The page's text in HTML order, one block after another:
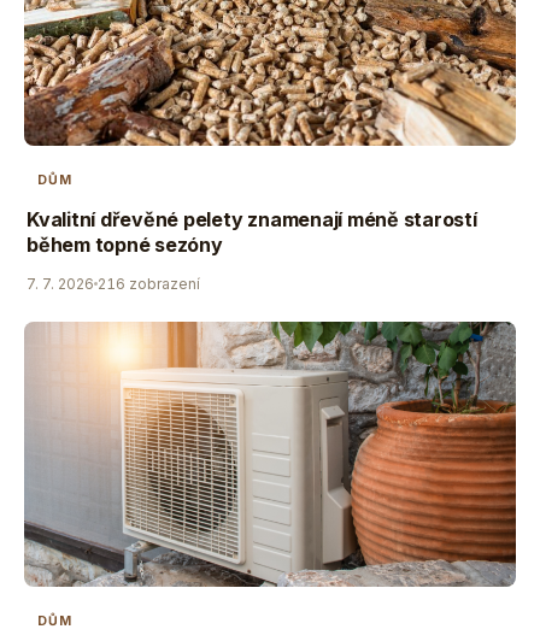
DŮM
Kvalitní dřevěné pelety znamenají méně starostí
během topné sezóny
7. 7. 2026 216 zobrazení
DŮM